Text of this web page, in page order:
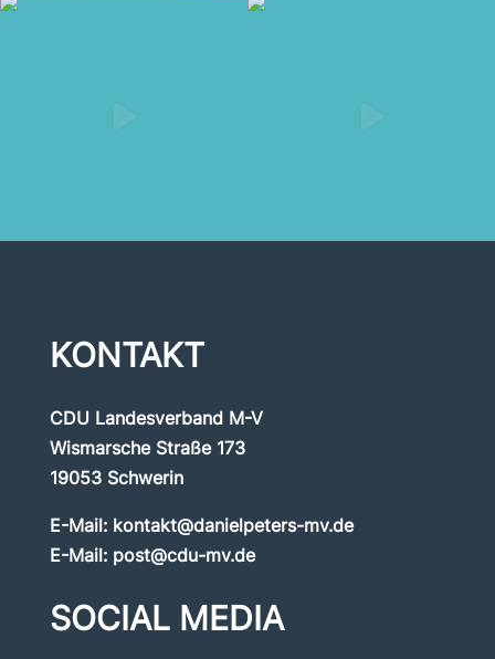
KONTAKT
CDU Landesverband M-V
Wismarsche Straße 173
19053 Schwerin
E-Mail: kontakt@danielpeters-mv.de
E-Mail: post@cdu-mv.de
SOCIAL MEDIA